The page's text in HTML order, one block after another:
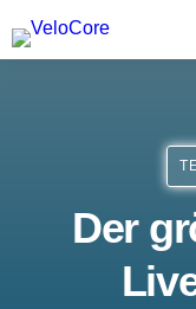
Agenturen &
Der